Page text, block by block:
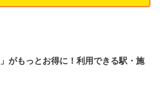
」がもっとお得に！利用できる駅・施